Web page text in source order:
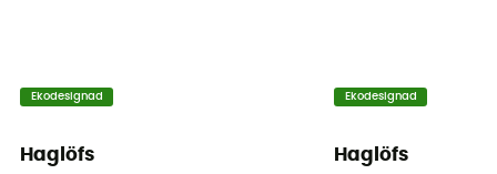
Ekodesignad
Haglöfs
Ekodesignad
Haglöfs